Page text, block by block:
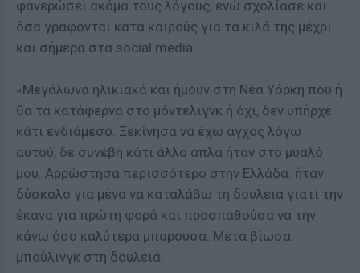
φανερώσει ακόμα τους λόγους, ενώ σχολίασε και
όσα γράφονται κατά καιρούς για τα κιλά της μέχρι
και σήμερα στα social media.
«Μεγάλωνα ηλικιακά και ήμουν στη Νέα Υόρκη που ή
θα τα κατάφερνα στο μόντελιγνκ ή όχι, δεν υπήρχε
κάτι ενδιάμεσο. Ξεκίνησα να έχω άγχος λόγω
αυτού, δε συνέβη κάτι άλλο απλά ήταν στο μυαλό
μου. Αρρώστησα περισσότερο στην Ελλάδα. ήταν
δύσκολο για μένα να καταλάβω τη δουλειά γιατί την
έκανα για πρώτη φορά και προσπαθούσα να την
κάνω όσο καλύτερα μπορούσα. Μετά βίωσα
μπούλινγκ στη δουλειά.